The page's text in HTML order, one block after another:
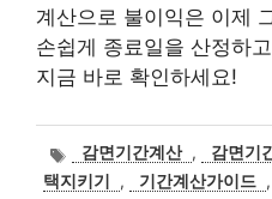
계산으로 불이익은 이제
손쉽게 종료일을 산정하
지금 바로 확인하세요!
태
그
감면기간계산 , 감면기
택지키기
, 기간계산가이드 ,